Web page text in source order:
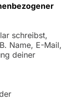
schreibst,
Name, E-Mail,
deiner